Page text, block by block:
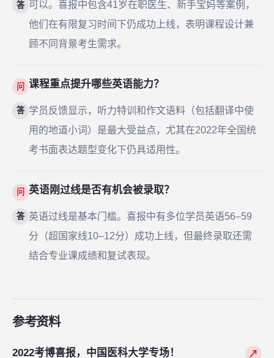
答 可以。喜报中包含41岁在职医生、新手宝妈等案例，
他们在有限复习时间下仍成功上线，表明课程设计兼
顾不同背景考生需求。
问 课程重点提升哪些英语能力？
答 学员反馈显示，听力特训和作文语料（包括翻译中使
用的地道小词）是最大受益点，尤其在2022年全国统
考书面表达题型变化下仍具适用性。
问 英语刚过线是否有机会被录取？
答 英语过线是基本门槛。喜报中有多位学员英语56–59
分（超国家线10–12分）成功上线，但最终录取还需
结合专业课成绩和复试表现。
参考资料
2022考博喜报，中国医科大学专场！ ↗